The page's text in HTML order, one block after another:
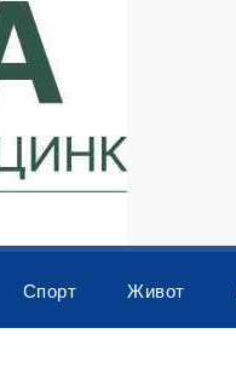
Спорт Живот